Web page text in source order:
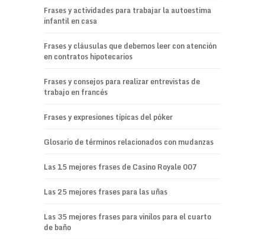
Frases y actividades para trabajar la autoestima
infantil en casa
Frases y cláusulas que debemos leer con atención
en contratos hipotecarios
Frases y consejos para realizar entrevistas de
trabajo en francés
Frases y expresiones típicas del póker
Glosario de términos relacionados con mudanzas
Las 15 mejores frases de Casino Royale 007
Las 25 mejores frases para las uñas
Las 35 mejores frases para vinilos para el cuarto
de baño